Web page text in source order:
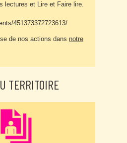
lectures et Lire et Faire lire.
451373372723613/
de nos actions dans notre
TERRITOIRE